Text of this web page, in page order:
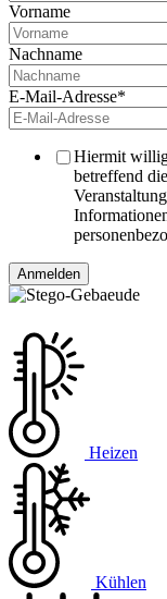
Vorname
Nachname
E-Mail-Adresse*
Hiermit
betreffend
Heizen
Kühlen